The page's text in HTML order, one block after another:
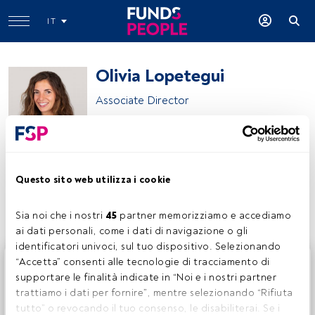
Questo sito web utilizza i cookie
Sia noi che i nostri 45 partner memorizziamo e accediamo
ai dati personali, come i dati di navigazione o gli
identificatori univoci, sul tuo dispositivo. Selezionando
“Accetta” consenti alle tecnologie di tracciamento di
supportare le finalità indicate in “Noi e i nostri partner
trattiamo i dati per fornire”, mentre selezionando “Rifiuta
tutto” o revocando il tuo consenso, le disabiliterai. Se i
IT
Olivia Lopetegui
Associate Director
Condividi:
Questo è un articolo riservato agli utenti FundsPeople. Se
sei già registrato, accedi tramite il pulsante Login. Se non
hai ancora un account, ti invitiamo a registrarti per scoprire
tutti i contenuti che FundsPeople ha da offrire.